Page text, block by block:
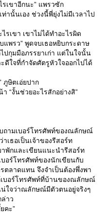
รเขาอีกนะ” แพรวซัก
ท่านั้นเอง ช่วงนี้พี่ยุ่งไม่มีเวลาไป
รเขา เขาไม่ได้ทำอะไรผิด
พรว” พูดจบเธอหยิบกระดาษ
ปกุมมือภรรยาเก่า แต่ในใจนั้น
ดีใจที่กำจัดศัตรูหัวใจออกไปได้
ภูษิตเอ่ยปาก
“งั้นช่วยอะไรสักอย่างสิ”
ถามเบอร์โทรศัพท์ของณลักษณ์
เธอเป็นเจ้าของรีสอร์ท
พักและเขียนแนะนำรีสอร์ท
อร์โทรศัพท์ของนักเขียนกับ
ตลาดแทน จึงจำเป็นต้องพึ่งพา
เบอร์โทรศัพท์ที่บ้านของณลักษณ์
ใจว่าณลักษณ์มีตัวตนอยู่จริงๆ
าว
คะ”